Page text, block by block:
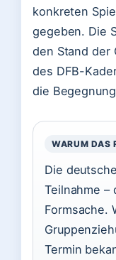
konkreten
gegeben. Die
den Stand der
des DFB-
die
WARUM DAS
Die
Teilnahme –
Formsache.
Termin